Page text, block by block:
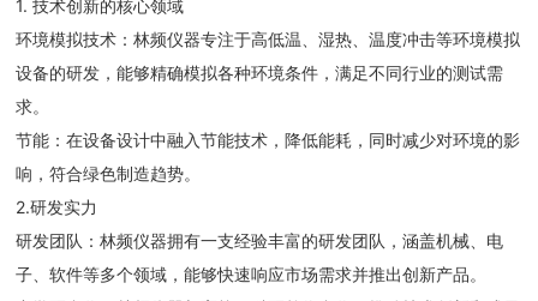
1. 技术创新的核心领域
环境模拟技术：林频仪器专注于高低温、湿热、温度冲击等环境模拟
设备的研发，能够精确模拟各种环境条件，满足不同行业的测试需
求。
节能：在设备设计中融入节能技术，降低能耗，同时减少对环境的影
响，符合绿色制造趋势。
2.研发实力
研发团队：林频仪器拥有一支经验丰富的研发团队，涵盖机械、电
子、软件等多个领域，能够快速响应市场需求并推出创新产品。